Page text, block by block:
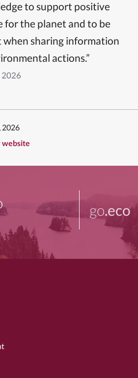
to support positive
for the planet and to be
when sharing information
actions.”
2026
2026
website
go.eco